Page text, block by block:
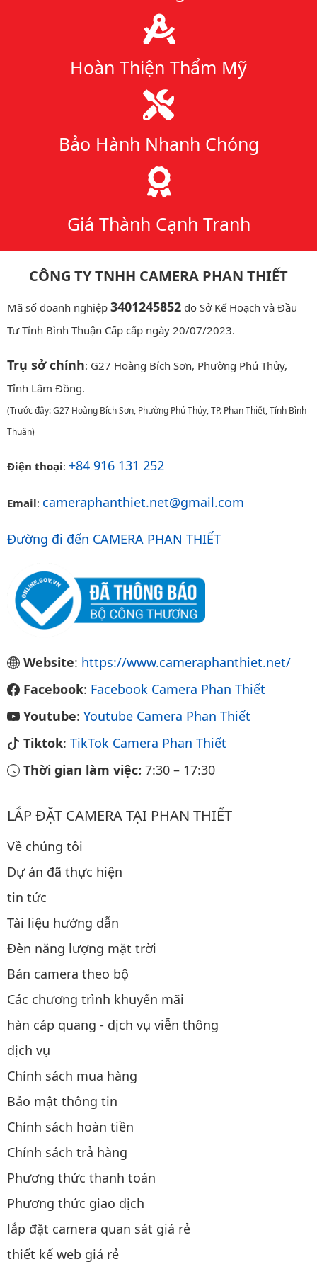
Hoàn Thiện Thẩm Mỹ
Bảo Hành Nhanh Chóng
Giá Thành Cạnh Tranh
CÔNG TY TNHH CAMERA PHAN THIẾT
Mã số doanh nghiệp 3401245852 do Sở Kế Hoạch và Đầu
Tư Tỉnh Bình Thuận Cấp cấp ngày 20/07/2023.
Trụ sở chính: G27 Hoàng Bích Sơn, Phường Phú Thủy,
Tỉnh Lâm Đồng.
(Trước đây: G27 Hoàng Bích Sơn, Phường Phú Thủy, TP. Phan Thiết, Tỉnh Bình
Thuận)
Điện thoại: +84 916 131 252
Email: cameraphanthiet.net@gmail.com
Đường đi đến CAMERA PHAN THIẾT
Website: https://www.cameraphanthiet.net/
Facebook: Facebook Camera Phan Thiết
Youtube: Youtube Camera Phan Thiết
Tiktok: TikTok Camera Phan Thiết
Thời gian làm việc: 7:30 – 17:30
LẮP ĐẶT CAMERA TẠI PHAN THIẾT
Về chúng tôi
Dự án đã thực hiện
tin tức
Tài liệu hướng dẫn
Đèn năng lượng mặt trời
Bán camera theo bộ
Các chương trình khuyến mãi
hàn cáp quang - dịch vụ viễn thông
dịch vụ
Chính sách mua hàng
Bảo mật thông tin
Chính sách hoàn tiền
Chính sách trả hàng
Phương thức thanh toán
Phương thức giao dịch
lắp đặt camera quan sát giá rẻ
thiết kế web giá rẻ